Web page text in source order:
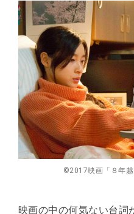
©2017映画「８年
映画の中の何気ない台詞